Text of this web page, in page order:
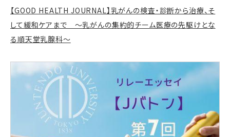
【GOOD HEALTH JOURNAL】乳がんの検査・診断から治療、そ
して緩和ケアまで ～乳がんの集約的チーム医療の先駆けとな
る順天堂乳腺科～